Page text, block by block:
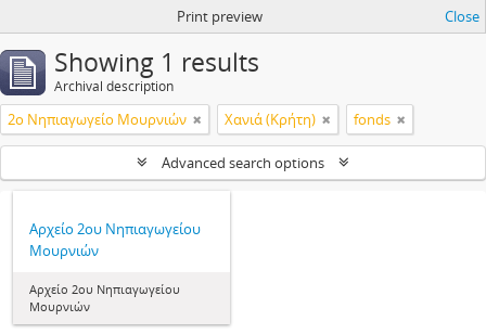
Print preview Close
Showing 1 results
Archival description
2ο Νηπιαγωγείο Μουρνιών Χανιά (Κρήτη) fonds
Advanced search options
Αρχείο 2ου Νηπιαγωγείου
Μουρνιών
Αρχείο 2ου Νηπιαγωγείου
Μουρνιών